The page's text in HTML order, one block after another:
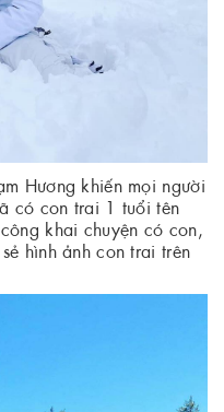
Hương khiến mọi người
có con trai 1 tuổi tên
khai chuyện có con,
hình ảnh con trai trên